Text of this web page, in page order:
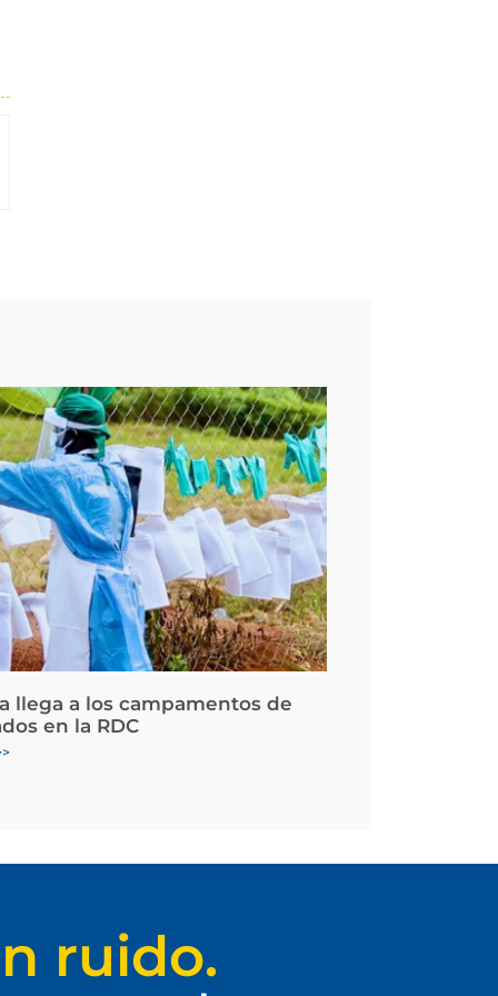
llega a los campamentos de
en la RDC
ruido.